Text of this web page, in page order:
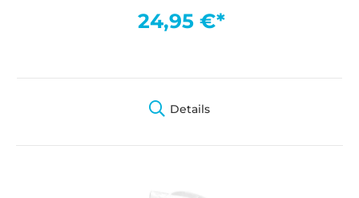
24,95 €*
Details